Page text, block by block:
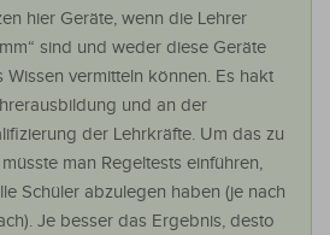
hier Geräte, wenn die Lehrer
sind und weder diese Geräte
Wissen vermitteln können. Es hakt
und an der
der Lehrkräfte. Um das zu
man Regeltests einführen,
Schüler abzulegen haben (je nach
Je besser das Ergebnis, desto